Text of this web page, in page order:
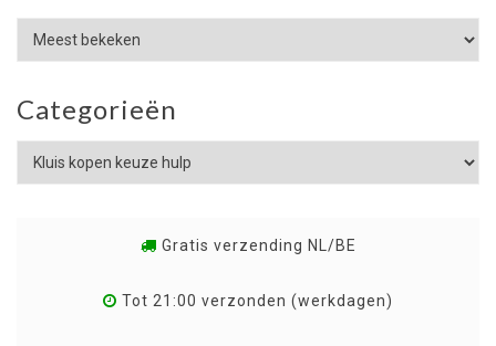
Categorieën
Gratis verzending NL/BE
Tot 21:00 verzonden (werkdagen)